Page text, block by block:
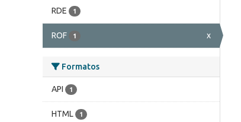
RDE 1
ROF 1 x
Formatos
API 1
HTML 1